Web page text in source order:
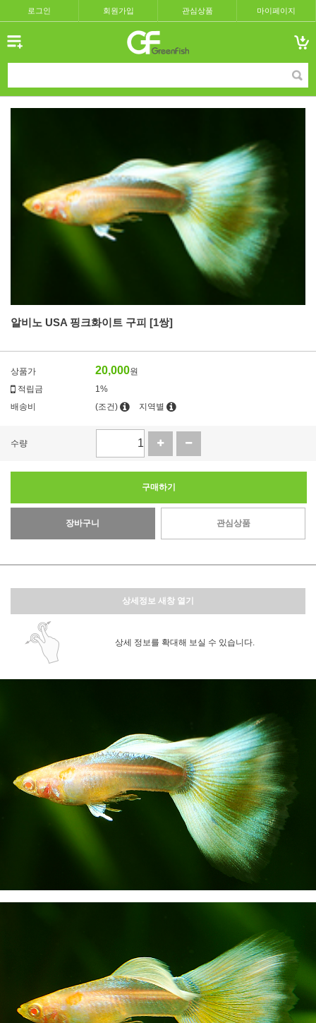
로그인 회원가입 관심상품 마이페이지
알비노 USA 핑크화이트 구피 [1쌍]
상품가 20,000원
적립금
1%
배송비
(조건) 지역별
수량
구매하기
장바구니 관심상품
상세정보 새창 열기
상세 정보를 확대해 보실 수 있습니다.